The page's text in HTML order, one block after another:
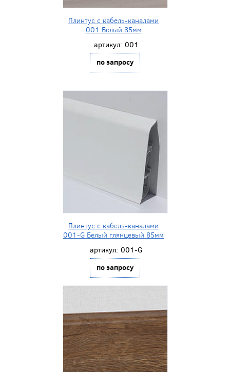
Плинтус с кабель-каналами
001 Белый 85мм
артикул: 001
по запросу
Плинтус с кабель-каналами
001-G Белый глянцевый 85мм
артикул: 001-G
по запросу